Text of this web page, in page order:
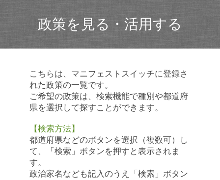
政策を見る・活用する
こちらは、マニフェストスイッチに登録さ
れた政策の一覧です。
ご希望の政策は、検索機能で種別や都道府
県を選択して探すことができます。
【検索方法】
都道府県などのボタンを選択（複数可）し
て、「検索」ボタンを押すと表示されま
す。
政治家名なども記入のうえ「検索」ボタン